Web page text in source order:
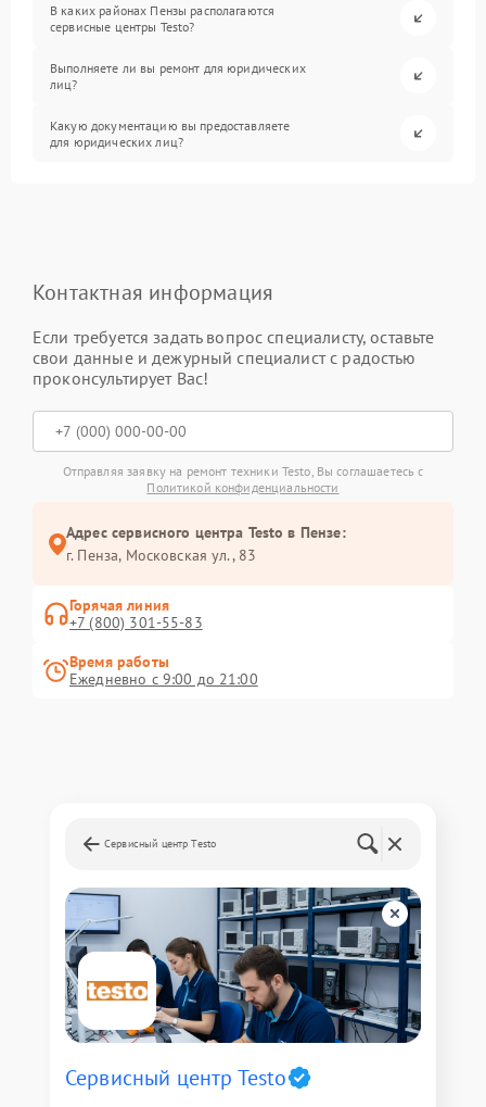
В каких районах Пензы располагаются
сервисные центры Testo?
Выполняете ли вы ремонт для юридических
лиц?
Какую документацию вы предоставляете
для юридических лиц?
Контактная информация
Если требуется задать вопрос специалисту, оставьте
свои данные и дежурный специалист с радостью
проконсультирует Вас!
Отправляя заявку на ремонт техники Testo, Вы соглашаетесь с
Политикой конфиденциальности
Адрес сервисного центра Testo в Пензе:
г. Пенза, Московская ул., 83
Горячая линия
+7 (800) 301-55-83
Время работы
Ежедневно с 9:00 до 21:00
Сервисный центр Testo
Сервисный центр Testo